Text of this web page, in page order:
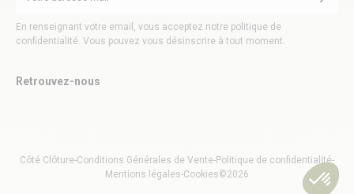
En renseignant votre email, vous acceptez notre politique de
confidentialité. Vous pouvez vous désinscrire à tout moment.
Retrouvez-nous
Côté Clôture-Conditions Générales de Vente-Politique de confidentialité-
Mentions légales-Cookies©2026